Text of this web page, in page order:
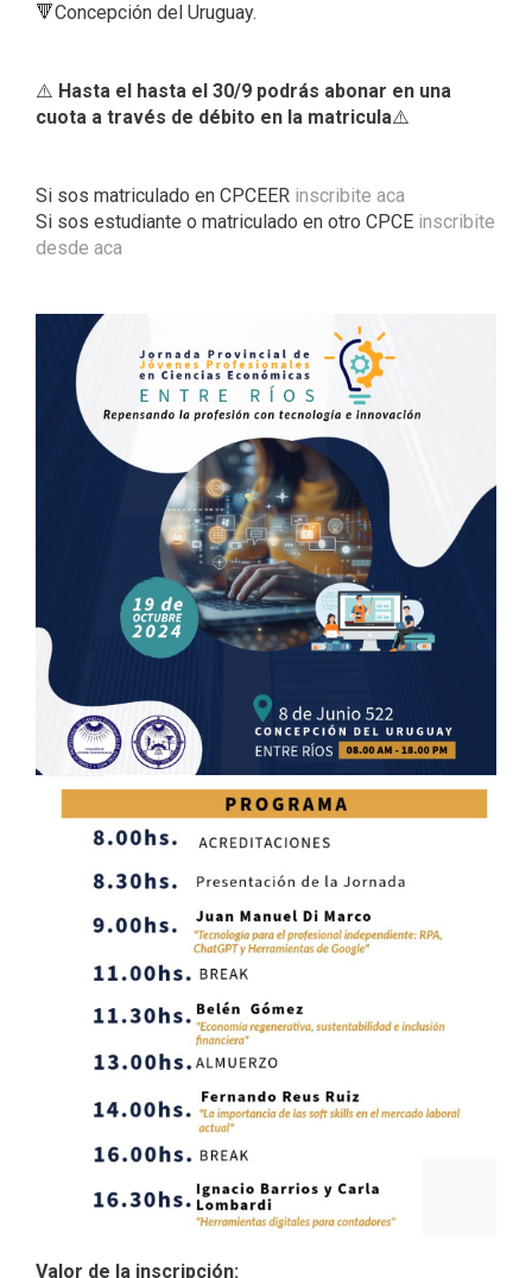
🔻Concepción del Uruguay.
⚠️ Hasta el hasta el 30/9 podrás abonar en una
cuota a través de débito en la matricula⚠️
Si sos matriculado en CPCEER inscribite aca
Si sos estudiante o matriculado en otro CPCE inscribite
desde aca
Valor de la inscripción: